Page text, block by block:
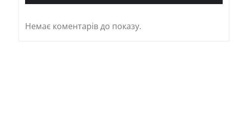
Немає коментарів до показу.